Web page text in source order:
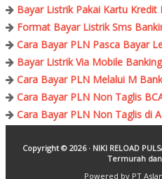
Bayar Listrik Pakai Kartu Kredit
Format Bayar Listrik Sms
Cara Bayar PLN Pasca Bayar
Bayar Listrik Via Mobile
Cara Bayar PLN Melalui M
Cara Bayar PLN Non Taglis
Cara Bayar PLN Non Taglis di
Copyright © 2026 · NIKI RELOAD
Termurah
Powered by PT